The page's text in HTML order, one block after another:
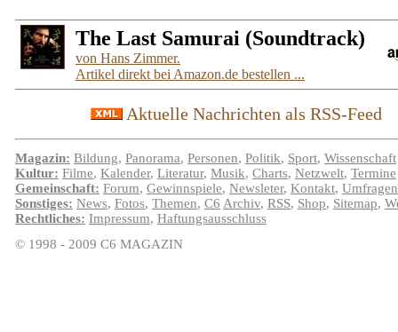
The Last Samurai (Soundtrack)
von Hans Zimmer.
Artikel direkt bei Amazon.de bestellen ...
Aktuelle Nachrichten als RSS-Feed
Magazin: Bildung, Panorama, Personen, Politik, Sport, Wissenschaft
Kultur: Filme, Kalender, Literatur, Musik, Charts, Netzwelt, Termine
Gemeinschaft: Forum, Gewinnspiele, Newsleter, Kontakt, Umfragen
Sonstiges: News, Fotos, Themen, C6 Archiv, RSS, Shop, Sitemap,
Rechtliches: Impressum, Haftungsausschluss
© 1998 - 2009 C6 MAGAZIN